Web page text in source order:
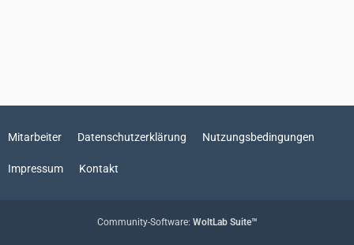
Mitarbeiter Datenschutzerklärung Nutzungsbedingungen
Impressum Kontakt
Community-Software: WoltLab Suite™